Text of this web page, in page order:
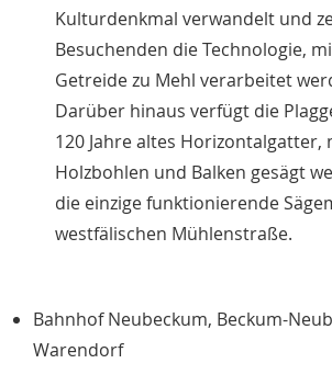
Kulturdenkmal verwandelt und
Besuchenden die Technologie,
Getreide zu Mehl verarbeitet
Darüber hinaus verfügt die
120 Jahre altes Horizontalgatter,
Holzbohlen und Balken gesägt
die einzige funktionierende
westfälischen Mühlenstraße.
Bahnhof Neubeckum, Beckum-
Warendorf